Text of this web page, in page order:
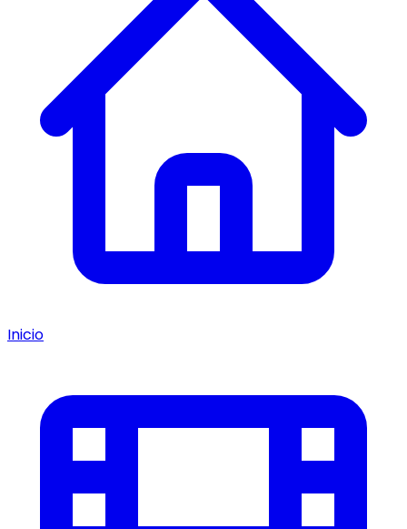
Inicio